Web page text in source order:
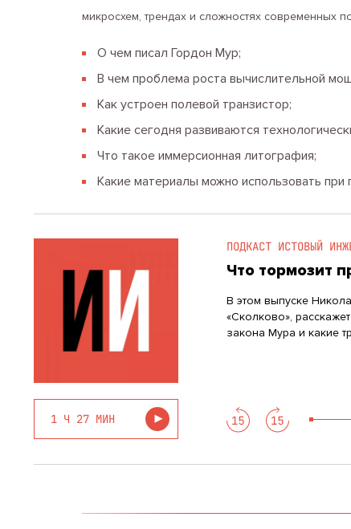
микросхем, трендах и сложностях современных
О чем писал Гордон Мур;
В чем проблема роста вычислительной
Как устроен полевой транзистор;
Какие сегодня развиваются
Что такое иммерсионная литография;
Какие материалы можно использовать при
ПОДКАСТ ИСТОВЫЙ
Что тормозит
В этом выпуске
«Сколково»,
закона Мура и какие
1 Ч 27 МИН